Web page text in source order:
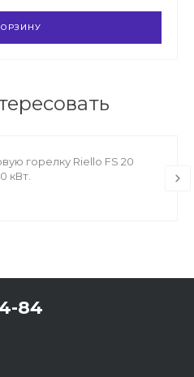
горелку Riello FS 20
кВт.
84